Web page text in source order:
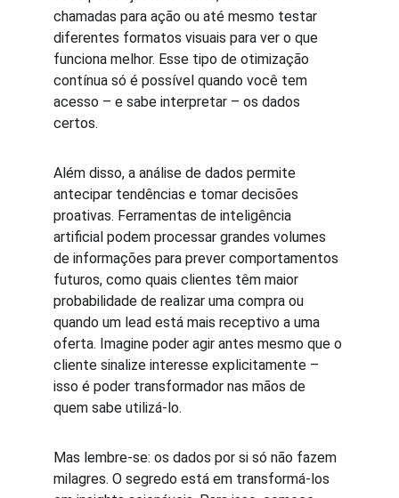
chamadas para ação ou até mesmo testar
diferentes formatos visuais para ver o que
funciona melhor. Esse tipo de otimização
contínua só é possível quando você tem
acesso – e sabe interpretar – os dados
certos.
Além disso, a análise de dados permite
antecipar tendências e tomar decisões
proativas. Ferramentas de inteligência
artificial podem processar grandes volumes
de informações para prever comportamentos
futuros, como quais clientes têm maior
probabilidade de realizar uma compra ou
quando um lead está mais receptivo a uma
oferta. Imagine poder agir antes mesmo que o
cliente sinalize interesse explicitamente –
isso é poder transformador nas mãos de
quem sabe utilizá-lo.
Mas lembre-se: os dados por si só não fazem
milagres. O segredo está em transformá-los